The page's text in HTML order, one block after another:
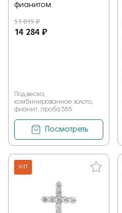
фианитом
51 015 ₽
14 284 ₽
Подвеска,
комбинированное золото,
фианит, проба 585
Посмотреть
ХИТ